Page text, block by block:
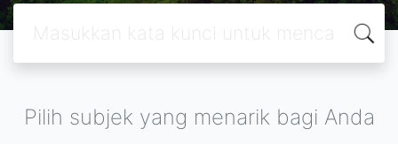
Pilih subjek yang menarik bagi Anda